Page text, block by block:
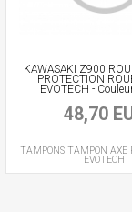
KAWASAKI Z900
PROTECTION
EVOTECH -
48,70
TAMPONS TAMPON AXE
EVOTECH